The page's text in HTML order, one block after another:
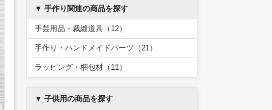
▼ 手作り関連の商品を探す
手芸用品・裁縫道具（12）
手作り・ハンドメイドパーツ（21）
ラッピング・梱包材（11）
▼ 子供用の商品を探す